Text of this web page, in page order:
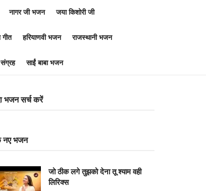
नागर जी भजन जया किशोरी जी
हरियाणवी भजन राजस्थानी भजन
साईं बाबा भजन
भजन सर्च करें
भजन
जो ठीक लगे तुझको देना तू श्याम वही
लिरिक्स